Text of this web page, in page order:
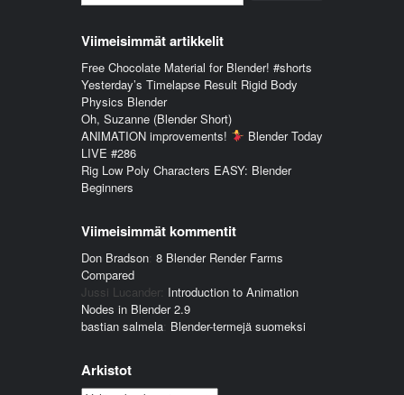
Viimeisimmät artikkelit
Free Chocolate Material for Blender! #shorts
Yesterday’s Timelapse Result Rigid Body
Physics Blender
Oh, Suzanne (Blender Short)
ANIMATION improvements!
Blender Today
LIVE #286
Rig Low Poly Characters EASY: Blender
Beginners
Viimeisimmät kommentit
Don Bradson: 8 Blender Render Farms
Compared
Jussi Lucander: Introduction to Animation
Nodes in Blender 2.9
bastian salmela: Blender-termejä suomeksi
Arkistot